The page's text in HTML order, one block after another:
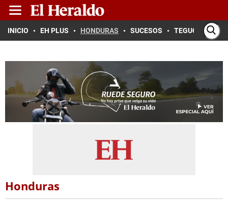
INICIO EH PLUS HONDURAS SUCESOS TEGUCIGALPA
Honduras